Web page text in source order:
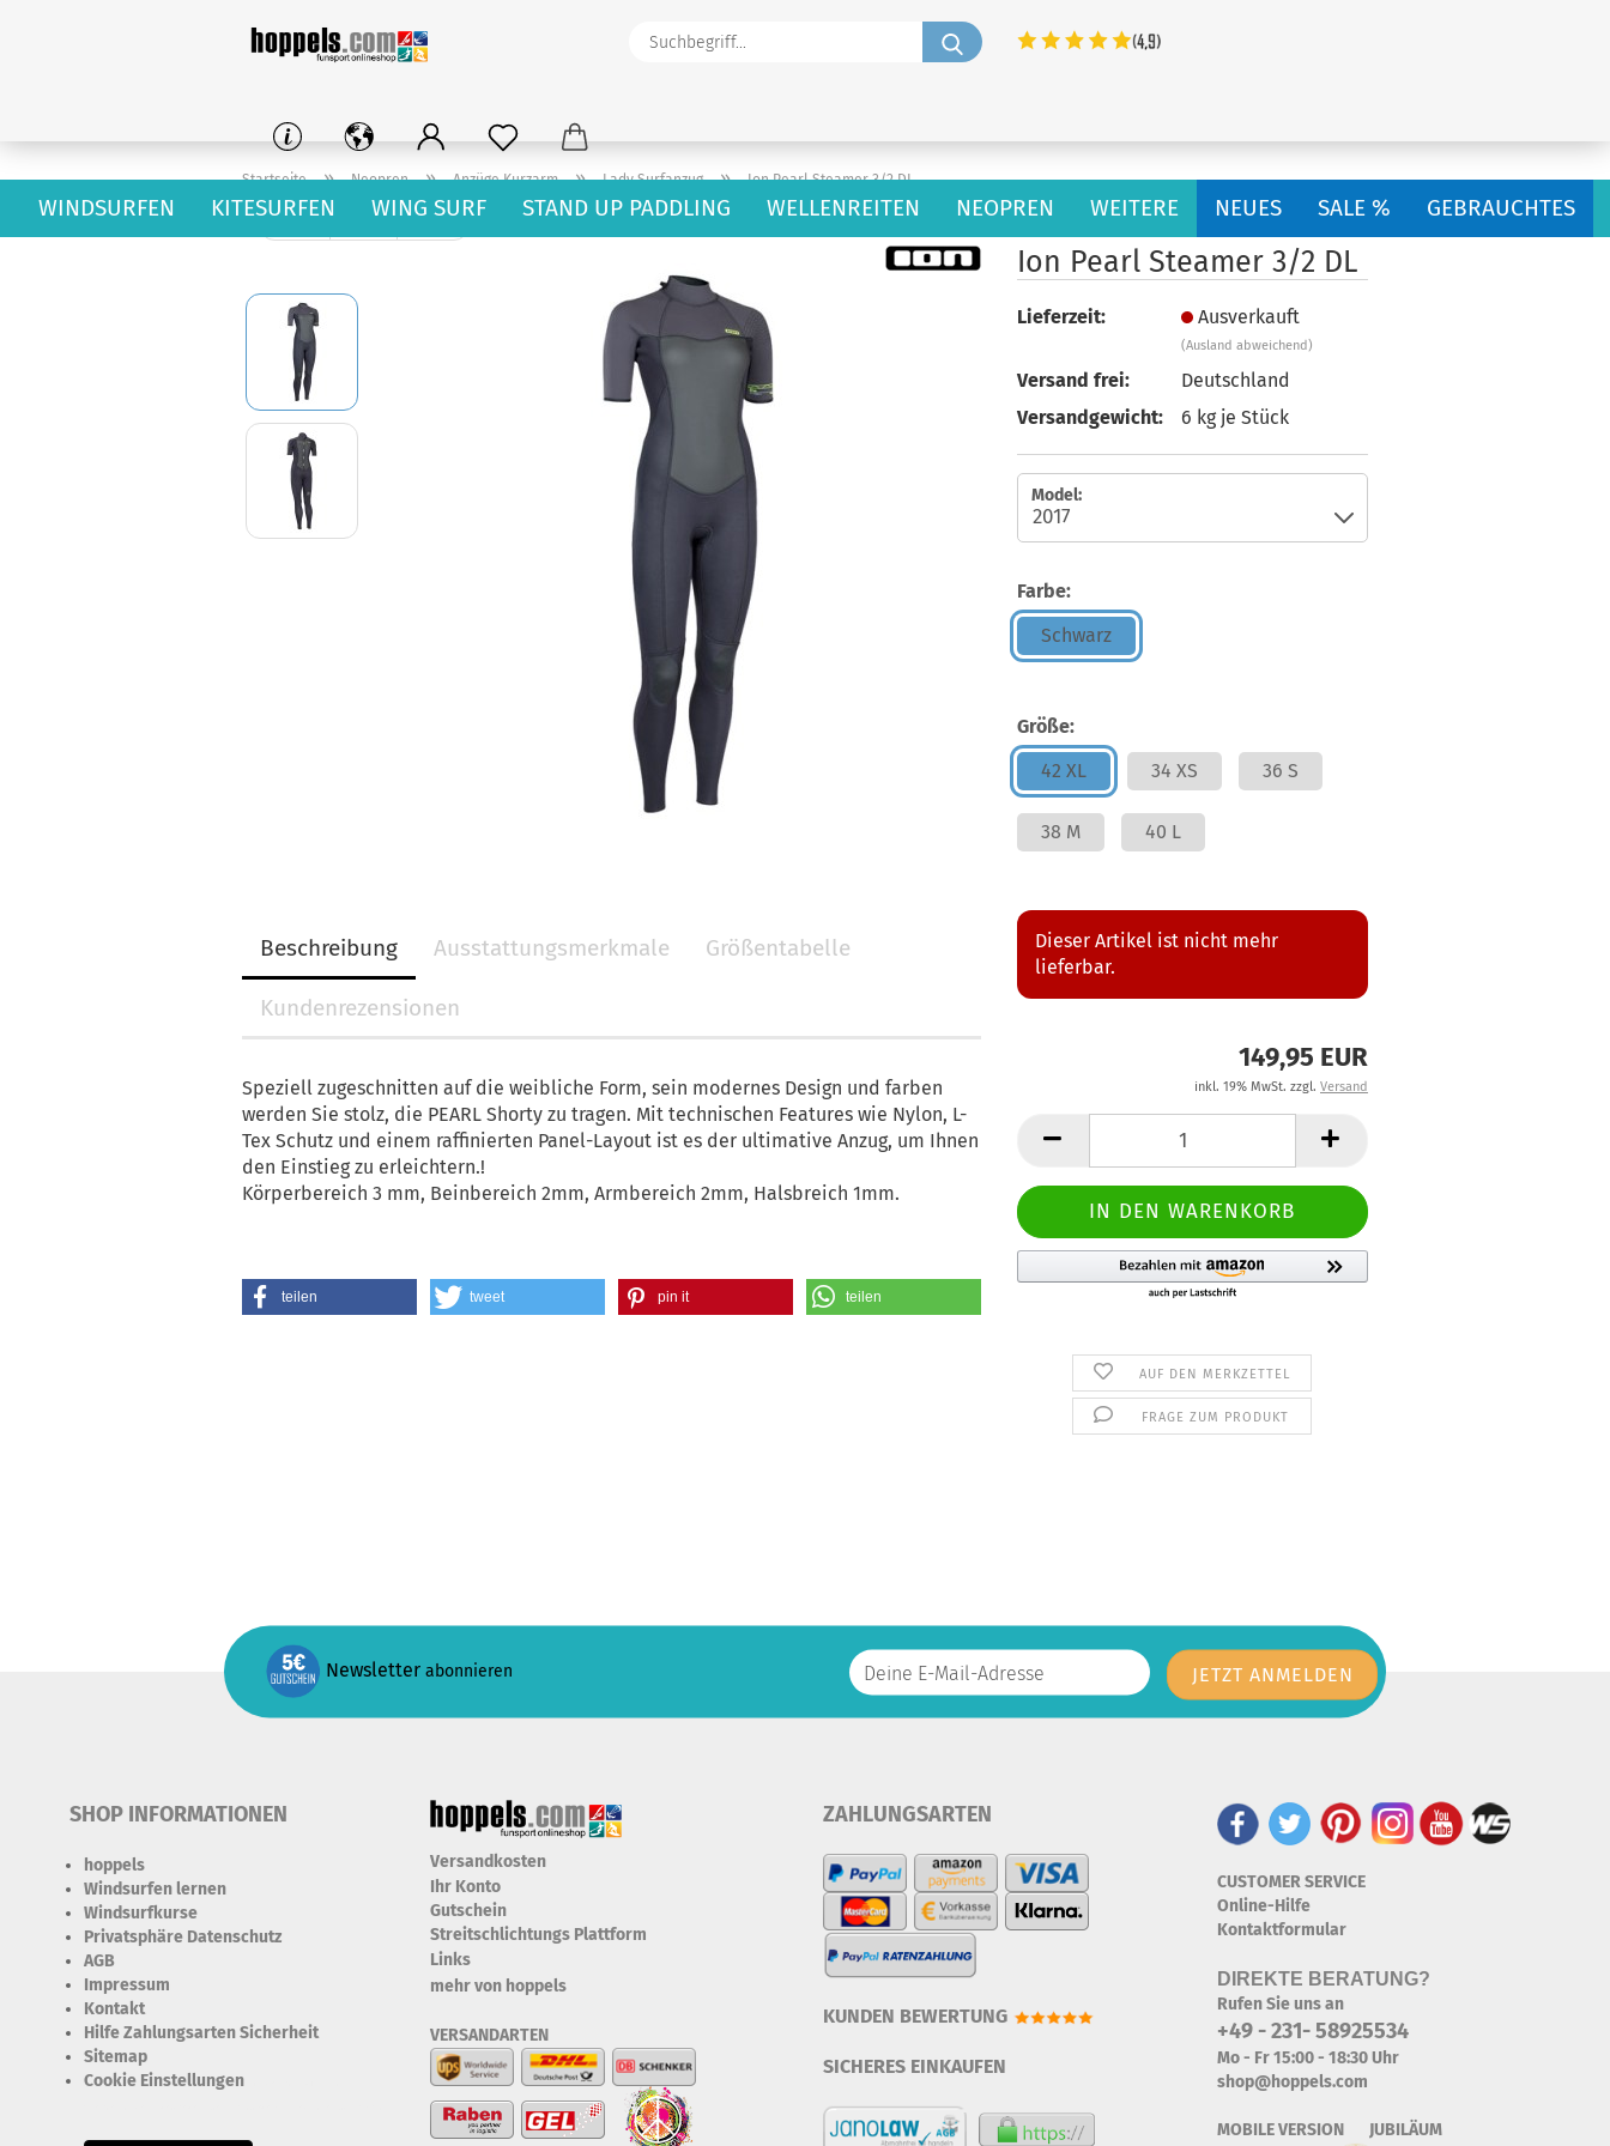
Suchbegriff...
WINDSURFEN KITESURFEN WING SURF STAND UP PADDLING WELLENREITEN NEOPREN NEUES SALE % GEBRAUCHTES
WEITERE
Startseite » Neopren » Anzüge Kurzarm » Lady Surfanzug » Ion Pearl Steamer 3/2 DL
Ion Pearl Steamer 3/2 DL
Lieferzeit: Ausverkauft
(Ausland abweichend)
Versand frei:
Deutschland
Versandgewicht:
6 kg je Stück
Model:
Farbe:
Schwarz
Größe:
42 XL
34 XS 36 S
38 M 40 L
Dieser Artikel ist nicht mehr
lieferbar.
149,95 EUR
inkl. 19% MwSt. zzgl. Versand
AUF DEN MERKZETTEL
FRAGE ZUM PRODUKT
Beschreibung Ausstattungsmerkmale Größentabelle
Kundenrezensionen
Speziell zugeschnitten auf die weibliche Form, sein modernes Design und farben
werden Sie stolz, die PEARL Shorty zu tragen. Mit technischen Features wie Nylon, L-
Tex Schutz und einem raffinierten Panel-Layout ist es der ultimative Anzug, um Ihnen
den Einstieg zu erleichtern.!
Körperbereich 3 mm, Beinbereich 2mm, Armbereich 2mm, Halsbreich 1mm.
teilen tweet pin it teilen
Newsletter abonnieren
SHOP INFORMATIONEN
hoppels
Windsurfen lernen
Windsurfkurse
Privatsphäre Datenschutz
AGB
Impressum
Kontakt
Hilfe Zahlungsarten Sicherheit
Sitemap
Cookie Einstellungen
Versandkosten
Ihr Konto
Gutschein
Streitschlichtungs Plattform
Links
mehr von hoppels
VERSANDARTEN
ZAHLUNGSARTEN
KUNDEN BEWERTUNG
SICHERES EINKAUFEN
CUSTOMER SERVICE
Online-Hilfe
Kontaktformular
DIREKTE BERATUNG?
Rufen Sie uns an
+49 - 231- 58925534
Mo - Fr 15:00 - 18:30 Uhr
shop@hoppels.com
MOBILE VERSION JUBILÄUM